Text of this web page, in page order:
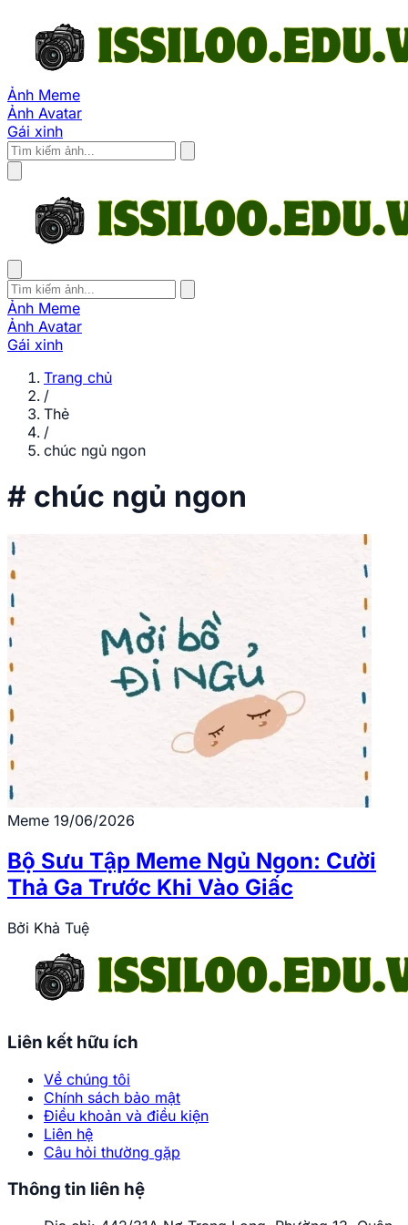
Ảnh Meme
Ảnh Avatar
Gái xinh
Ảnh Meme
Ảnh Avatar
Gái xinh
Trang chủ
/
Thẻ
/
chúc ngủ ngon
# chúc ngủ ngon
Meme 19/06/2026
Bộ Sưu Tập Meme Ngủ Ngon: Cười
Thả Ga Trước Khi Vào Giấc
Bởi Khả Tuệ
Liên kết hữu ích
Về chúng tôi
Chính sách bảo mật
Điều khoản và điều kiện
Liên hệ
Câu hỏi thường gặp
Thông tin liên hệ